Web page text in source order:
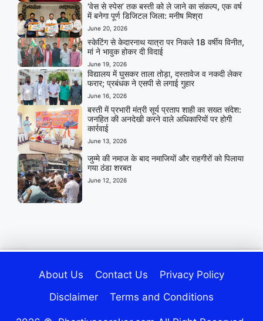
‘वेस से स्पेस’ तक बस्ती को ले जाने का संकल्प, एक वर्ष
में बनेगा पूर्ण डिजिटल जिला: मनीष मिश्रा
June 20, 2026
स्केटिंग से केदारनाथ यात्रा पर निकले 18 वर्षीय विनीत,
मां ने भावुक होकर दी विदाई
June 19, 2026
विद्यालय में घुसकर ताला तोड़ा, दस्तावेज व नकदी लेकर
फरार; प्रबंधक ने एसपी से लगाई गुहार
June 16, 2026
बस्ती में प्रभारी मंत्री सूर्य प्रताप शाही का सख्त संदेश:
जनहित की अनदेखी करने वाले अधिकारियों पर होगी
कार्रवाई
June 13, 2026
जुम्मे की नमाज के बाद नमाजियों और राहगीरों को पिलाया
गया ठंडा शरबत
June 12, 2026
About Us Contact Us
Privacy Policy
Disclaimer
Terms and Conditions